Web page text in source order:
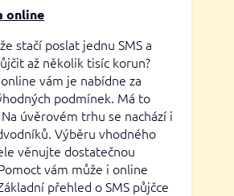
online
stačí poslat jednu SMS a
až několik tisíc korun?
vám je nabídne za
podmínek. Má to
úvěrovém trhu se nachází i
Výběru vhodného
věnujte dostatečnou
vám může i online
přehled o SMS půjčce